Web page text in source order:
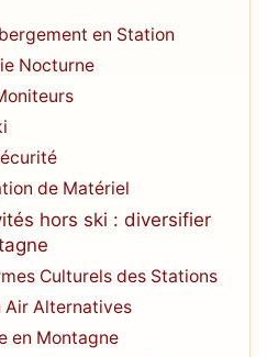
en Station
Nocturne
de Matériel
hors ski : diversifier
Culturels des Stations
Air Alternatives
en Montagne